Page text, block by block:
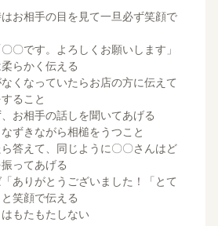
はお相手の目を見て一旦必ず笑顔で
〇です。よろしくお願いします」
らかく伝える
くなっていたらお店の方に伝えて
ること
お相手の話しを聞いてあげる
ずきながら相槌をうつこと
ら答えて、同じように〇〇さんはど
ってあげる
ありがとうございました！「とて
笑顔で伝える
もたもたしない